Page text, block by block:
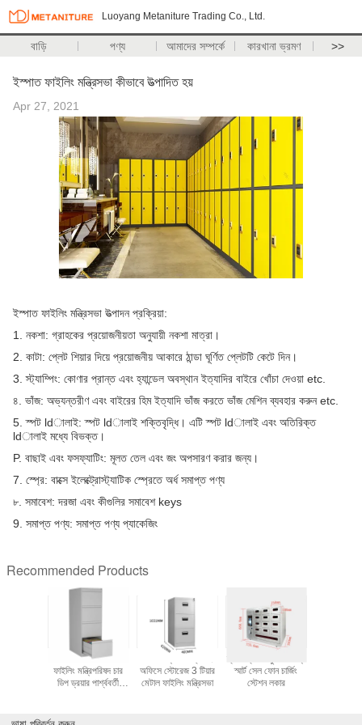
Luoyang Metaniture Trading Co., Ltd.
বাড়ি পণ্য আমাদের সম্পর্কে কারখানা ভ্রমণ >>
ইস্পাত ফাইলিং মন্ত্রিসভা কীভাবে উত্পাদিত হয়
Apr 27, 2021
ইস্পাত ফাইলিং মন্ত্রিসভা উত্পাদন প্রক্রিয়া:
1. নকশা: গ্রাহকের প্রয়োজনীয়তা অনুযায়ী নকশা মাত্রা।
2. কাটা: প্লেট শিয়ার দিয়ে প্রয়োজনীয় আকারে ঠান্ডা ঘূর্ণিত প্লেটটি কেটে দিন।
3. স্ট্যাম্পিং: কোণার প্রান্ত এবং হ্যান্ডেল অবস্থান ইত্যাদির বাইরে খোঁচা দেওয়া etc.
৪. ভাঁজ: অভ্যন্তরীণ এবং বাইরের হিম ইত্যাদি ভাঁজ করতে ভাঁজ মেশিন ব্যবহার করুন etc.
5. স্পট ldালাই: স্পট ldালাই শক্তিবৃদ্ধি। এটি স্পট ldালাই এবং অতিরিক্ত
ldালাই মধ্যে বিভক্ত।
P. বাছাই এবং ফসফ্যাটিং: মূলত তেল এবং জং অপসারণ করার জন্য।
7. স্প্রে: বাক্সে ইলেক্ট্রোস্ট্যাটিক স্প্রেতে অর্ধ সমাপ্ত পণ্য
৮. সমাবেশ: দরজা এবং কীগুলির সমাবেশ keys
9. সমাপ্ত পণ্য: সমাপ্ত পণ্য প্যাকেজিং
Recommended Products
অফিস আসবাবের মেটাল
ফাইলিং মন্ত্রিপরিষদ চার
ডিপ ড্রয়ার পার্শ্ববর্তী
অফিসে স্টোরেজ 3 টিয়ার
মেটাল ফাইলিং মন্ত্রিসভা
স্মার্ট সেল ফোন চার্জিং
স্টেশন লকার